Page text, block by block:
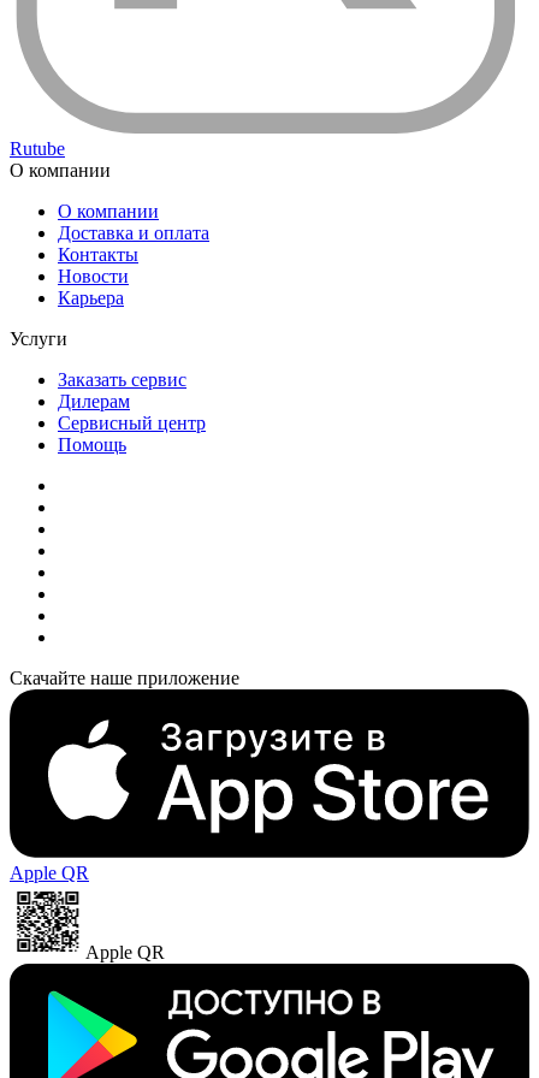
Rutube
О компании
О компании
Доставка и оплата
Контакты
Новости
Карьера
Услуги
Заказать сервис
Дилерам
Сервисный центр
Помощь
Скачайте наше приложение
Apple QR
Apple QR